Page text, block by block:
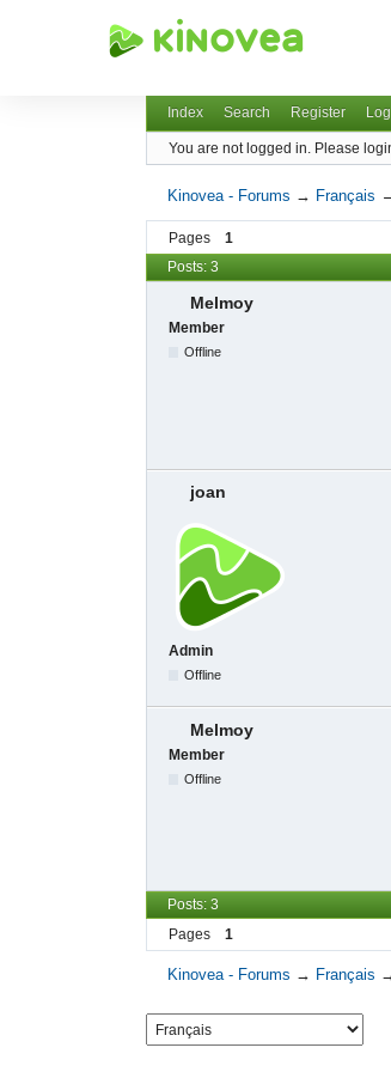
Index Search Register
You are not logged in. Please
Kinovea - Forums → Français
Pages 1
Posts: 3
Melmoy
Member
Offline
joan
Admin
Offline
Melmoy
Member
Offline
Posts: 3
Pages
1
Kinovea - Forums → Français